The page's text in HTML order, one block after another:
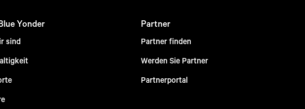
Yonder
sind
Partner
Partner finden
Werden Sie Partner
Partnerportal